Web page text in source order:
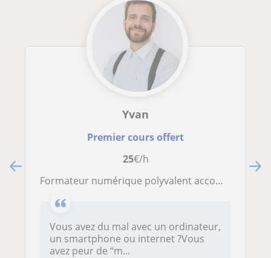
Yvan
Premier cours offert
25€/h
Formateur numérique polyvalent accompagne débutants et seniors vers l’autonomie digitale (ordinateur, smartphone, internet
Vous avez du mal avec un ordinateur,
un smartphone ou internet ?Vous
avez peur de “m...